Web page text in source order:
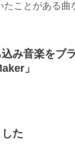
たことがある
み音楽をブ
」
た